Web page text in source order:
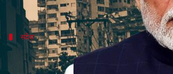
संदेश
मोदी ने क्या दिया संदेश?
प्रधानमंत्री मोदी ने एक्स पर लिखा,